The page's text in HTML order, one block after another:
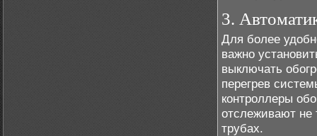
3.
Для более
важно
выключать
перегрев
контроллеры
отслеживают не
трубах.